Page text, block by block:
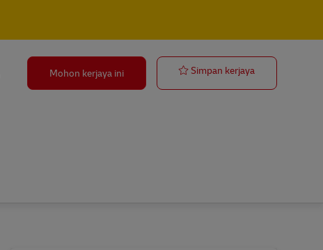
Mohon kerjaya ini Simpan kerjayaAusbildung